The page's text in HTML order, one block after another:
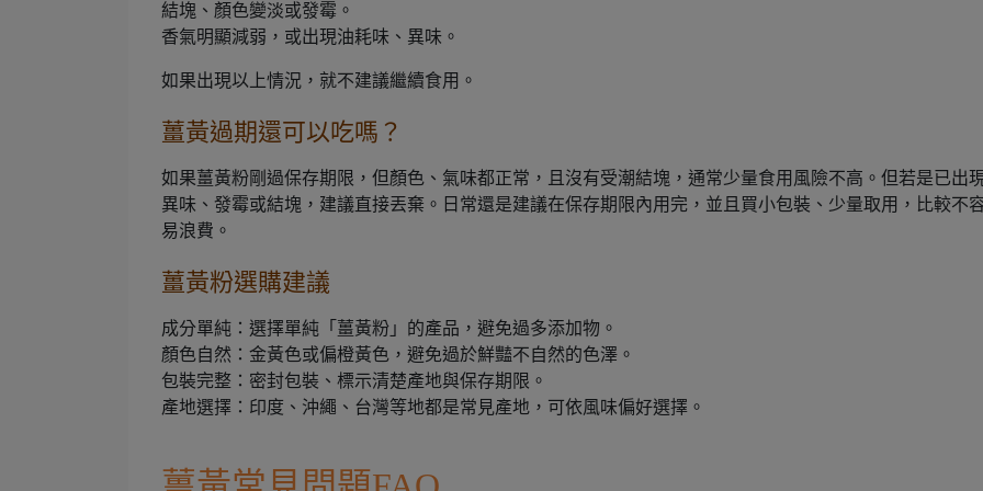
結塊、顏色變淡或發霉。
香氣明顯減弱，或出現油耗味、異味。
如果出現以上情況，就不建議繼續食用。
薑黃過期還可以吃嗎？
如果薑黃粉剛過保存期限，但顏色、氣味都正常，且沒有受潮結塊，通常少量食用風險不高。但若是已出
異味、發霉或結塊，建議直接丟棄。日常還是建議在保存期限內用完，並且買小包裝、少量取用，比較不
易浪費。
薑黃粉選購建議
成分單純：選擇單純「薑黃粉」的產品，避免過多添加物。
顏色自然：金黃色或偏橙黃色，避免過於鮮豔不自然的色澤。
包裝完整：密封包裝、標示清楚產地與保存期限。
產地選擇：印度、沖繩、台灣等地都是常見產地，可依風味偏好選擇。